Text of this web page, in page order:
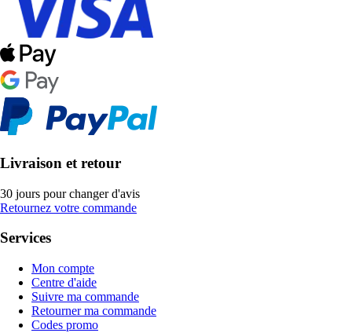
Livraison et retour
30 jours pour changer d'avis
Retournez votre commande
Services
Mon compte
Centre d'aide
Suivre ma commande
Retourner ma commande
Codes promo